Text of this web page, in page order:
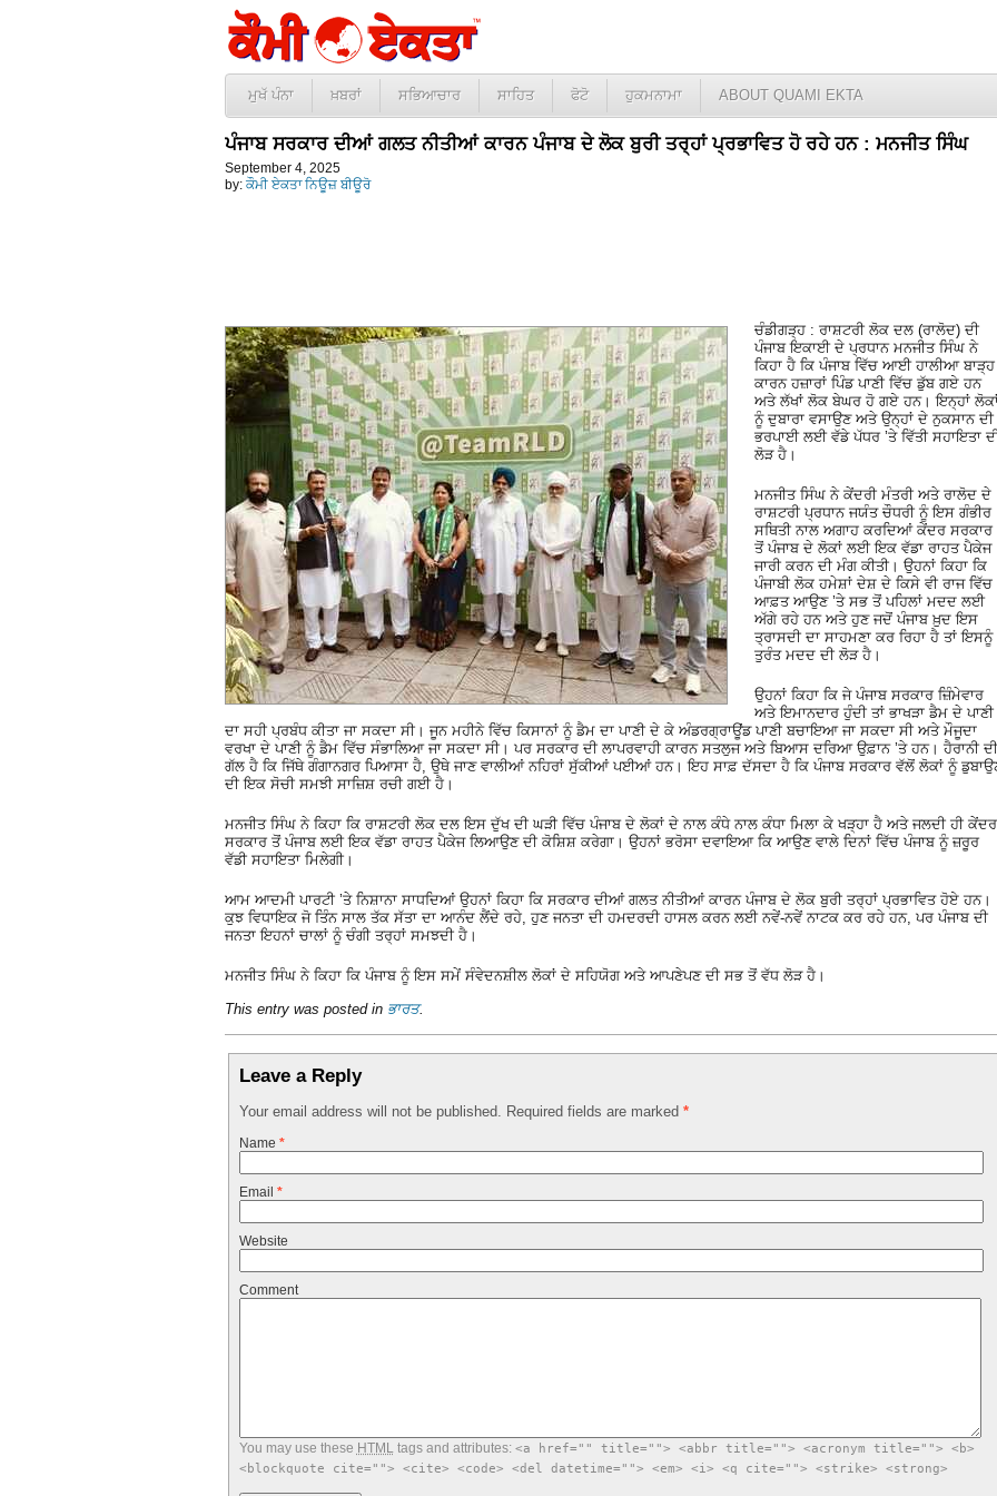
ਮੁਖੱ ਪੰਨਾ ਖ਼ਬਰਾਂ ਸਭਿਆਚਾਰ ਸਾਹਿਤ ਫੋਟੋ ਹੁਕਮਨਾਮਾ ABOUT QUAMI EKTA
ਪੰਜਾਬ ਸਰਕਾਰ ਦੀਆਂ ਗਲਤ ਨੀਤੀਆਂ ਕਾਰਨ ਪੰਜਾਬ ਦੇ ਲੋਕ ਬੁਰੀ ਤਰ੍ਹਾਂ ਪ੍ਰਭਾਵਿਤ ਹੋ ਰਹੇ ਹਨ : ਮਨਜੀਤ ਸਿੰਘ
September 4, 2025
by: ਕੌਮੀ ਏਕਤਾ ਨਿਊਜ਼ ਬੀਊਰੋ
ਚੰਡੀਗੜ੍ਹ : ਰਾਸ਼ਟਰੀ ਲੋਕ ਦਲ (ਰਾਲੋਦ) ਦੀ
ਪੰਜਾਬ ਇਕਾਈ ਦੇ ਪ੍ਰਧਾਨ ਮਨਜੀਤ ਸਿੰਘ ਨੇ
ਕਿਹਾ ਹੈ ਕਿ ਪੰਜਾਬ ਵਿੱਚ ਆਈ ਹਾਲੀਆ ਬਾੜ੍ਹ
ਕਾਰਨ ਹਜ਼ਾਰਾਂ ਪਿੰਡ ਪਾਣੀ ਵਿੱਚ ਡੁੱਬ ਗਏ ਹਨ
ਅਤੇ ਲੱਖਾਂ ਲੋਕ ਬੇਘਰ ਹੋ ਗਏ ਹਨ। ਇਨ੍ਹਾਂ
ਨੂੰ ਦੁਬਾਰਾ ਵਸਾਉਣ ਅਤੇ ਉਨ੍ਹਾਂ ਦੇ ਨੁਕਸਾਨ ਦੀ
ਭਰਪਾਈ ਲਈ ਵੱਡੇ ਪੱਧਰ ’ਤੇ ਵਿੱਤੀ ਸਹਾਇਤਾ
ਲੋੜ ਹੈ।
ਮਨਜੀਤ ਸਿੰਘ ਨੇ ਕੇਂਦਰੀ ਮੰਤਰੀ ਅਤੇ ਰਾਲੋਦ ਦੇ
ਰਾਸ਼ਟਰੀ ਪ੍ਰਧਾਨ ਜਯੰਤ ਚੌਧਰੀ ਨੂੰ ਇਸ ਗੰਭੀਰ
ਸਥਿਤੀ ਨਾਲ ਅਗਾਹ ਕਰਦਿਆਂ ਕੇਂਦਰ ਸਰਕਾਰ
ਤੋਂ ਪੰਜਾਬ ਦੇ ਲੋਕਾਂ ਲਈ ਇਕ ਵੱਡਾ ਰਾਹਤ ਪੈਕੇਜ
ਜਾਰੀ ਕਰਨ ਦੀ ਮੰਗ ਕੀਤੀ। ਉਹਨਾਂ ਕਿਹਾ ਕਿ
ਪੰਜਾਬੀ ਲੋਕ ਹਮੇਸ਼ਾਂ ਦੇਸ਼ ਦੇ ਕਿਸੇ ਵੀ ਰਾਜ ਵਿੱਚ
ਆਫ਼ਤ ਆਉਣ ’ਤੇ ਸਭ ਤੋਂ ਪਹਿਲਾਂ ਮਦਦ ਲਈ
ਅੱਗੇ ਰਹੇ ਹਨ ਅਤੇ ਹੁਣ ਜਦੋਂ ਪੰਜਾਬ ਖ਼ੁਦ ਇਸ
ਤ੍ਰਾਸਦੀ ਦਾ ਸਾਹਮਣਾ ਕਰ ਰਿਹਾ ਹੈ ਤਾਂ ਇਸਨੂੰ
ਤੁਰੰਤ ਮਦਦ ਦੀ ਲੋੜ ਹੈ।
ਉਹਨਾਂ ਕਿਹਾ ਕਿ ਜੇ ਪੰਜਾਬ ਸਰਕਾਰ ਜ਼ਿੰਮੇਵਾਰ
ਅਤੇ ਇਮਾਨਦਾਰ ਹੁੰਦੀ ਤਾਂ ਭਾਖੜਾ ਡੈਮ ਦੇ ਪਾਣੀ
ਦਾ ਸਹੀ ਪ੍ਰਬੰਧ ਕੀਤਾ ਜਾ ਸਕਦਾ ਸੀ। ਜੂਨ ਮਹੀਨੇ ਵਿੱਚ ਕਿਸਾਨਾਂ ਨੂੰ ਡੈਮ ਦਾ ਪਾਣੀ ਦੇ ਕੇ ਅੰਡਰਗ੍ਰਾਊਂਡ ਪਾਣੀ ਬਚਾਇਆ ਜਾ ਸਕਦਾ ਸੀ ਅਤੇ ਮੌਜੂਦਾ
ਵਰਖਾ ਦੇ ਪਾਣੀ ਨੂੰ ਡੈਮ ਵਿੱਚ ਸੰਭਾਲਿਆ ਜਾ ਸਕਦਾ ਸੀ। ਪਰ ਸਰਕਾਰ ਦੀ ਲਾਪਰਵਾਹੀ ਕਾਰਨ ਸਤਲੁਜ ਅਤੇ ਬਿਆਸ ਦਰਿਆ ਉਫ਼ਾਨ ’ਤੇ ਹਨ। ਹੈਰਾਨੀ ਦੀ
ਗੱਲ ਹੈ ਕਿ ਜਿੱਥੇ ਗੰਗਾਨਗਰ ਪਿਆਸਾ ਹੈ, ਉਥੇ ਜਾਣ ਵਾਲੀਆਂ ਨਹਿਰਾਂ ਸੁੱਕੀਆਂ ਪਈਆਂ ਹਨ। ਇਹ ਸਾਫ਼ ਦੱਸਦਾ ਹੈ ਕਿ ਪੰਜਾਬ ਸਰਕਾਰ ਵੱਲੋਂ ਲੋਕਾਂ ਨੂੰ
ਦੀ ਇਕ ਸੋਚੀ ਸਮਝੀ ਸਾਜ਼ਿਸ਼ ਰਚੀ ਗਈ ਹੈ।
ਮਨਜੀਤ ਸਿੰਘ ਨੇ ਕਿਹਾ ਕਿ ਰਾਸ਼ਟਰੀ ਲੋਕ ਦਲ ਇਸ ਦੁੱਖ ਦੀ ਘੜੀ ਵਿੱਚ ਪੰਜਾਬ ਦੇ ਲੋਕਾਂ ਦੇ ਨਾਲ ਕੰਧੇ ਨਾਲ ਕੰਧਾ ਮਿਲਾ ਕੇ ਖੜ੍ਹਾ ਹੈ ਅਤੇ ਜਲਦੀ ਹੀ ਕੇਂਦਰ
ਸਰਕਾਰ ਤੋਂ ਪੰਜਾਬ ਲਈ ਇਕ ਵੱਡਾ ਰਾਹਤ ਪੈਕੇਜ ਲਿਆਉਣ ਦੀ ਕੋਸ਼ਿਸ਼ ਕਰੇਗਾ। ਉਹਨਾਂ ਭਰੋਸਾ ਦਵਾਇਆ ਕਿ ਆਉਣ ਵਾਲੇ ਦਿਨਾਂ ਵਿੱਚ ਪੰਜਾਬ ਨੂੰ ਜ਼ਰੂਰ
ਵੱਡੀ ਸਹਾਇਤਾ ਮਿਲੇਗੀ।
ਆਮ ਆਦਮੀ ਪਾਰਟੀ ’ਤੇ ਨਿਸ਼ਾਨਾ ਸਾਧਦਿਆਂ ਉਹਨਾਂ ਕਿਹਾ ਕਿ ਸਰਕਾਰ ਦੀਆਂ ਗਲਤ ਨੀਤੀਆਂ ਕਾਰਨ ਪੰਜਾਬ ਦੇ ਲੋਕ ਬੁਰੀ ਤਰ੍ਹਾਂ ਪ੍ਰਭਾਵਿਤ ਹੋਏ ਹਨ।
ਕੁਝ ਵਿਧਾਇਕ ਜੋ ਤਿੰਨ ਸਾਲ ਤੱਕ ਸੱਤਾ ਦਾ ਆਨੰਦ ਲੈਂਦੇ ਰਹੇ, ਹੁਣ ਜਨਤਾ ਦੀ ਹਮਦਰਦੀ ਹਾਸਲ ਕਰਨ ਲਈ ਨਵੇਂ-ਨਵੇਂ ਨਾਟਕ ਕਰ ਰਹੇ ਹਨ, ਪਰ ਪੰਜਾਬ ਦੀ
ਜਨਤਾ ਇਹਨਾਂ ਚਾਲਾਂ ਨੂੰ ਚੰਗੀ ਤਰ੍ਹਾਂ ਸਮਝਦੀ ਹੈ।
ਮਨਜੀਤ ਸਿੰਘ ਨੇ ਕਿਹਾ ਕਿ ਪੰਜਾਬ ਨੂੰ ਇਸ ਸਮੇਂ ਸੰਵੇਦਨਸ਼ੀਲ ਲੋਕਾਂ ਦੇ ਸਹਿਯੋਗ ਅਤੇ ਆਪਣੇਪਣ ਦੀ ਸਭ ਤੋਂ ਵੱਧ ਲੋੜ ਹੈ।
This entry was posted in ਭਾਰਤ.
Leave a Reply
Your email address will not be published. Required fields are marked *
Name *
Email *
Website
Comment
You may use these HTMLtags and attributes: <a href="" title=""> <abbr title=""> <acronym title=""> <b>
<blockquote cite=""> <cite> <code> <del datetime=""> <em> <i> <q cite=""> <strike> <strong>